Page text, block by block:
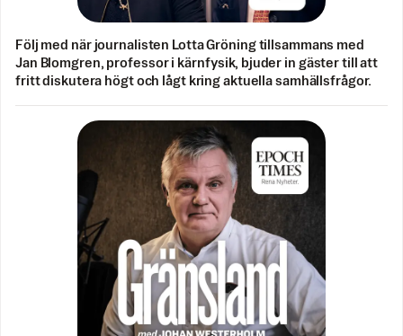
Följ med när journalisten Lotta Gröning tillsammans med
Jan Blomgren, professor i kärnfysik, bjuder in gäster till att
fritt diskutera högt och lågt kring aktuella samhällsfrågor.